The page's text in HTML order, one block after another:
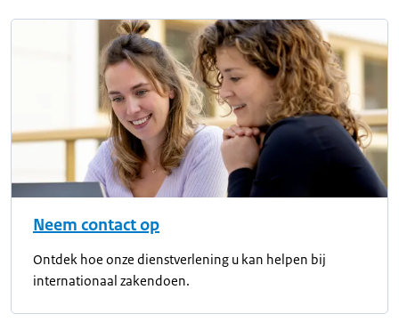
Neem contact op
Ontdek hoe onze dienstverlening u kan helpen bij
internationaal zakendoen.